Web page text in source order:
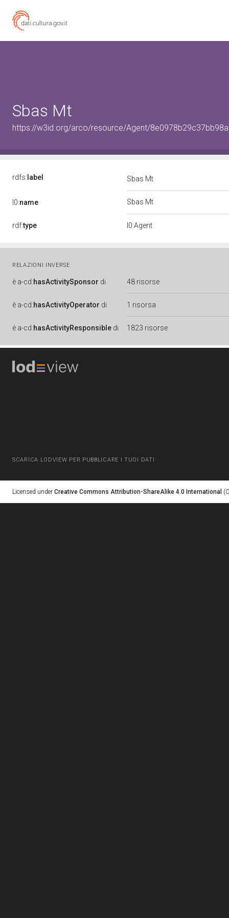
Sbas Mt
https://w3id.org/arco/resource/Agent/
rdfs: label Sbas Mt
l0:name Sbas Mt
rdf:type l0:Agent
RELAZIONI INVERSE
è a-cd:hasActivitySponsor di 48 risorse
è a-cd:hasActivityOperator di 1 risorsa
è a-cd:hasActivityResponsible di 1823 risorse
SCARICA LODVIEW PER PUBBLICARE I TUOI DATI
Licensed under Creative Commons Attribution-ShareAlike 4.0 International